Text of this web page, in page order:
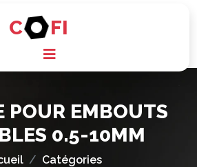
C FI
POUR EMBOUTS
0.5-10MM
Catégories